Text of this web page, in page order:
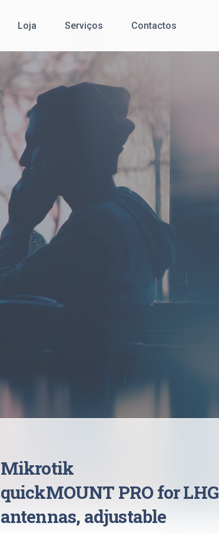
Loja Serviços
Cibersegurança
Redes de Comunicação de Dados
Serviço Pós-Venda
Desenvolvimento de Software
Office 365
Contactos
Mikrotik
quickMOUNT PRO for LHG
antennas, adjustable